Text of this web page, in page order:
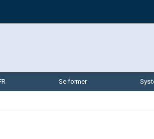
Se former